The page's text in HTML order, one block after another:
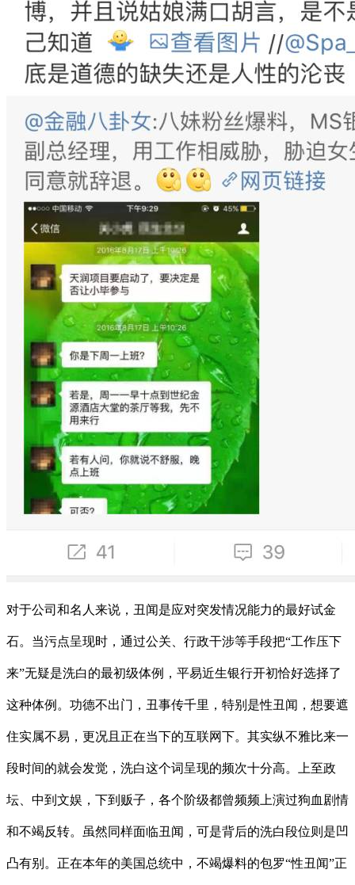
对于公司和名人来说，丑闻是应对突发情况能力的最好试金
石。当污点呈现时，通过公关、行政干涉等手段把“工作压下
来”无疑是洗白的最初级体例，平易近生银行开初恰好选择了
这种体例。功德不出门，丑事传千里，特别是性丑闻，想要遮
住实属不易，更况且正在当下的互联网下。其实纵不雅比来一
段时间的就会发觉，洗白这个词呈现的频次十分高。上至政
坛、中到文娱，下到贩子，各个阶级都曾频频上演过狗血剧情
和不竭反转。虽然同样面临丑闻，可是背后的洗白段位则是凹
凸有别。正在本年的美国总统中，不竭爆料的包罗“性丑闻”正